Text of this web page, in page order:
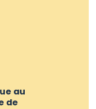
au
de